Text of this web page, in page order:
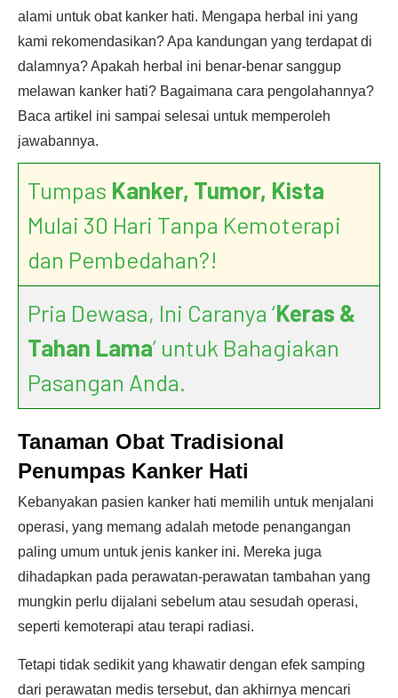
alami untuk obat kanker hati. Mengapa herbal ini yang
kami rekomendasikan? Apa kandungan yang terdapat di
dalamnya? Apakah herbal ini benar-benar sanggup
melawan kanker hati? Bagaimana cara pengolahannya?
Baca artikel ini sampai selesai untuk memperoleh
jawabannya.
Tumpas Kanker, Tumor, Kista
Mulai 30 Hari Tanpa Kemoterapi
dan Pembedahan?!
Pria Dewasa, Ini Caranya ‘Keras &
Tahan Lama’ untuk Bahagiakan
Pasangan Anda.
Tanaman Obat Tradisional
Penumpas Kanker Hati
Kebanyakan pasien kanker hati memilih untuk menjalani
operasi, yang memang adalah metode penangangan
paling umum untuk jenis kanker ini. Mereka juga
dihadapkan pada perawatan-perawatan tambahan yang
mungkin perlu dijalani sebelum atau sesudah operasi,
seperti kemoterapi atau terapi radiasi.
Tetapi tidak sedikit yang khawatir dengan efek samping
dari perawatan medis tersebut, dan akhirnya mencari